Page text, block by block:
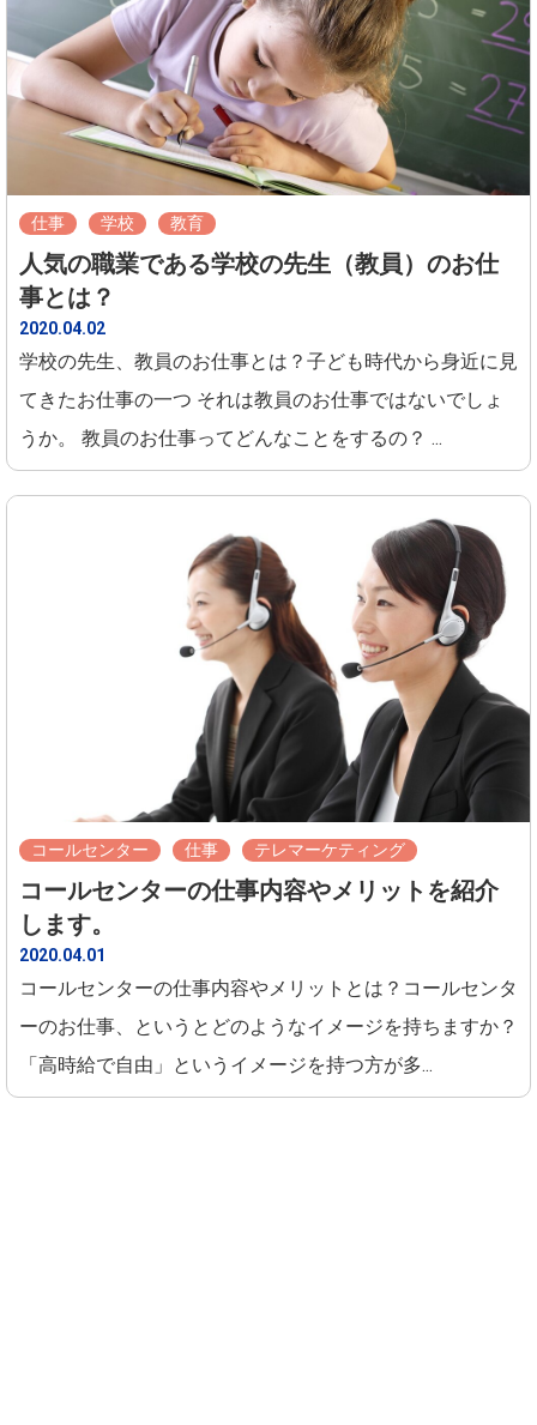
仕事 学校 教育
人気の職業である学校の先生（教員）のお仕
事とは？
2020.04.02
学校の先生、教員のお仕事とは？子ども時代から身近に見
てきたお仕事の一つ それは教員のお仕事ではないでしょ
うか。 教員のお仕事ってどんなことをするの？ ...
コールセンター 仕事 テレマーケティング
コールセンターの仕事内容やメリットを紹介
します。
2020.04.01
コールセンターの仕事内容やメリットとは？コールセンタ
ーのお仕事、というとどのようなイメージを持ちますか？
「高時給で自由」というイメージを持つ方が多...